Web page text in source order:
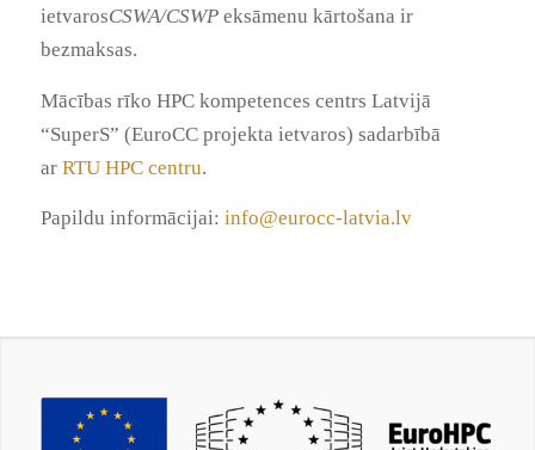
ietvarosCSWA/CSWPeksāmenu kārtošana ir
bezmaksas.
Mācības rīko HPC kompetences centrs Latvijā
“SuperS” (EuroCC projekta ietvaros) sadarbībā
ar RTU HPC centru.
Papildu informācijai: info@eurocc-latvia.lv